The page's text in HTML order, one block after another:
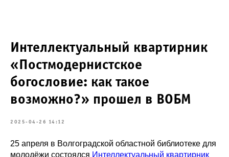
Интеллектуальный квартирник
«Постмодернистское
богословие: как такое
возможно?» прошел в ВОБМ
2025-04-26 14:12
25 апреля в Волгоградской областной библиотеке для
молодёжи состоялся Интеллектуальный квартирник